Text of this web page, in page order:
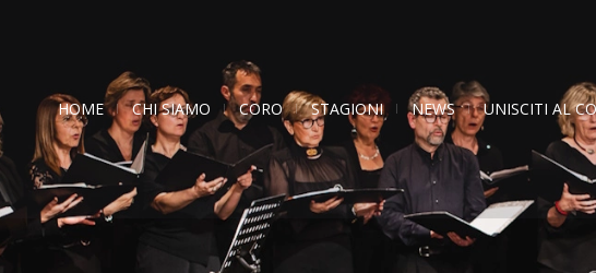
HOME CHI SIAMO CORO STAGIONI NEWS UNISCITI AL